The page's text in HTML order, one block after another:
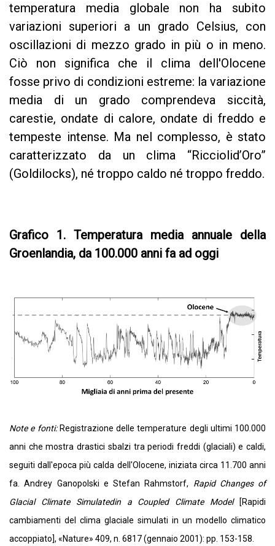
temperatura media globale non ha subito
variazioni superiori a un grado Celsius, con
oscillazioni di mezzo grado in più o in meno.
Ciò non significa che il clima dell'Olocene
fosse privo di condizioni estreme: la variazione
media di un grado comprendeva siccità,
carestie, ondate di calore, ondate di freddo e
tempeste intense. Ma nel complesso, è stato
caratterizzato da un clima “Ricciolid’Oro”
(Goldilocks), né troppo caldo né troppo freddo.
Grafico 1. Temperatura media annuale della
Groenlandia, da 100.000 anni fa ad oggi
Note e fonti:Registrazione delle temperature degli ultimi 100.000
anni che mostra drastici sbalzi tra periodi freddi (glaciali) e caldi,
seguiti dall'epoca più calda dell'Olocene, iniziata circa 11.700 anni
fa. Andrey Ganopolski e Stefan Rahmstorf, Rapid Changes of
Glacial Climate Simulatedin a Coupled Climate Model
[Rapidi
cambiamenti del clima glaciale simulati in un modello climatico
accoppiato], «Nature» 409, n. 6817 (gennaio 2001): pp. 153-158.